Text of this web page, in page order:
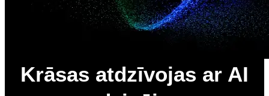
Krāsas atdzīvojas ar AI